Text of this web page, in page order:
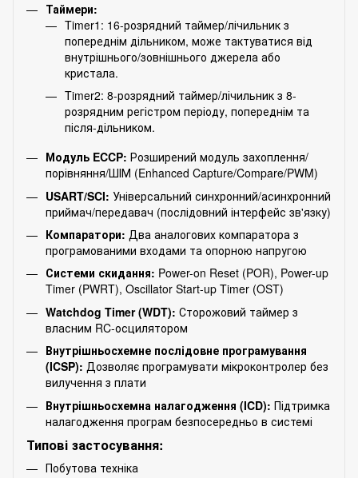
Таймери:
Timer1: 16-розрядний таймер/лічильник з
попереднім дільником, може тактуватися від
внутрішнього/зовнішнього джерела або
кристала.
Timer2: 8-розрядний таймер/лічильник з 8-
розрядним регістром періоду, попереднім та
після-дільником.
Модуль ECCP: Розширений модуль захоплення/
порівняння/ШІМ (Enhanced Capture/Compare/PWM)
USART/SCI: Універсальний синхронний/асинхронний
приймач/передавач (послідовний інтерфейс зв'язку)
Компаратори: Два аналогових компаратора з
програмованими входами та опорною напругою
Системи скидання: Power-on Reset (POR), Power-up
Timer (PWRT), Oscillator Start-up Timer (OST)
Watchdog Timer (WDT): Сторожовий таймер з
власним RC-осцилятором
Внутрішньосхемне послідовне програмування
(ICSP): Дозволяє програмувати мікроконтролер без
вилучення з плати
Внутрішньосхемна налагодження (ICD): Підтримка
налагодження програм безпосередньо в системі
Типові застосування:
Побутова техніка